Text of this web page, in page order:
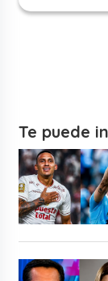
Te puede